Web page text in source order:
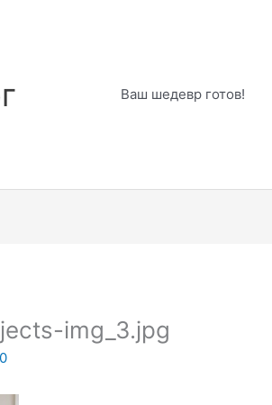
Ваш шедевр готов!
img_3.jpg